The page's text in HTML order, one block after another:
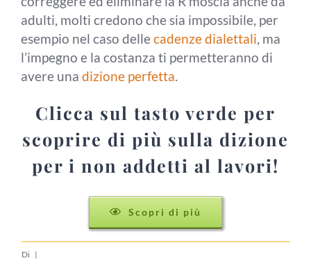
adulti, molti credono che sia impossibile, per
esempio nel caso dellecadenze dialettali, ma
l’impegno e la costanza ti permetteranno di
avere una dizione perfetta.
Clicca sul tasto verde per
scoprire di più sulla dizione
per i non addetti al lavori!
Scopri di più
Di |